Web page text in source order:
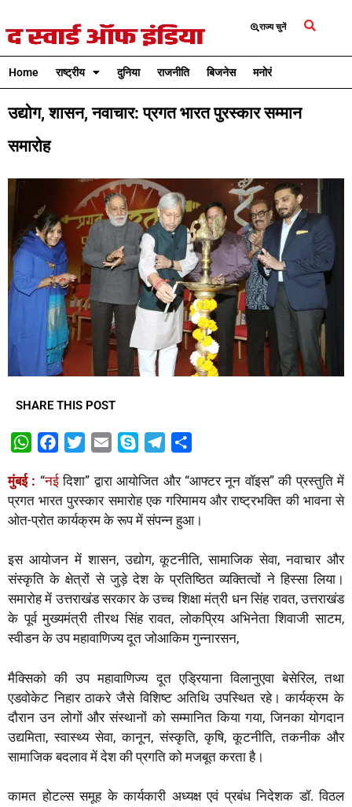
राज्य चुनें
Home राष्ट्रीय दुनिया राजनीति बिजनेस मनोरंजन
उद्योग, शासन, नवाचार: प्रगत भारत पुरस्कार सम्मान
समारोह
SHARE THIS POST
W
a
t
s
p
p
c
e
b
o
k
i
t
t
a
i
l
y
p
e
l
e
g
a
m
a
r
e
मुंबई : “नईदिशा” द्वारा आयोजित और “आफ्टर नून वॉइस” की प्रस्तुति में
प्रगत भारत पुरस्कार समारोह एक गरिमामय और राष्ट्रभक्ति की भावना से
ओत-प्रोत कार्यक्रम के रूप में संपन्न हुआ।
इस आयोजन में शासन, उद्योग, कूटनीति, सामाजिक सेवा, नवाचार और
संस्कृति के क्षेत्रों से जुड़े देश के प्रतिष्ठित व्यक्तित्वों ने हिस्सा लिया।
समारोह में उत्तराखंड सरकार के उच्च शिक्षा मंत्री धन सिंह रावत, उत्तराखंड
के पूर्व मुख्यमंत्री तीरथ सिंह रावत, लोकप्रिय अभिनेता शिवाजी साटम,
स्वीडन के उप महावाणिज्य दूत जोआकिम गुन्नारसन,
मैक्सिको की उप महावाणिज्य दूत एड्रियाना विलानुएवा बेसेरिल, तथा
एडवोकेट निहार ठाकरे जैसे विशिष्ट अतिथि उपस्थित रहे। कार्यक्रम के
दौरान उन लोगों और संस्थानों को सम्मानित किया गया, जिनका योगदान
उद्यमिता, स्वास्थ्य सेवा, कानून, संस्कृति, कृषि, कूटनीति, तकनीक और
सामाजिक बदलाव में देश की प्रगति को मजबूत करता है।
कामत होटल्स समूह के कार्यकारी अध्यक्ष एवं प्रबंध निदेशक डॉ. विठल